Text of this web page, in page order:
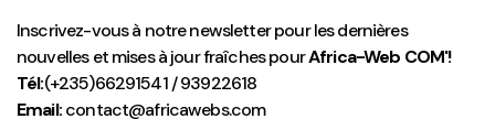
Inscrivez-vous à notre newsletter pour les dernières
nouvelles et mises à jour fraîches pourAfrica-Web COM'!
Tél:(+235)66291541 / 93922618
Email:contact@africawebs.com